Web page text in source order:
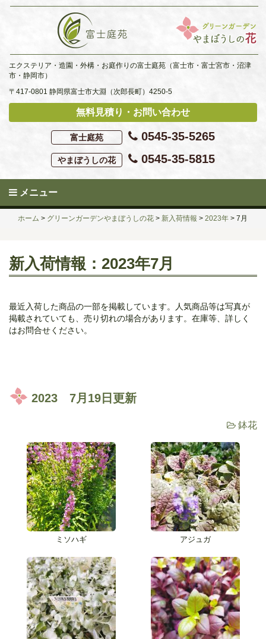
Skip
エクステリア・造園・外構・お庭作りの富士庭苑（富士市・富士宮市・沼津
市・静岡市）
〒417-0801 静岡県富士市大淵（次郎長町）4250-5
無料見積り・お問い合わせ
富士庭苑 0545-35-5265
やまぼうしの花 0545-35-5815
メニュー
ホーム > グリーンガーデンやまぼうしの花 > 新入荷情報 > 2023年 > 7月
新入荷情報：2023年7月
最近入荷した商品の一部を掲載しています。人気商品等は写真が
掲載されていても、売り切れの場合があります。在庫等、詳しく
はお問合せください。
2023 7月19日更新
鉢花
ミソハギ アジュガ